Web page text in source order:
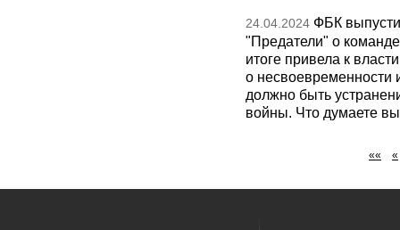
24.04.2024 ФБК
"Предатели" о
итоге привела к
о несвоевременности
должно быть
войны. Что думаете
«« «